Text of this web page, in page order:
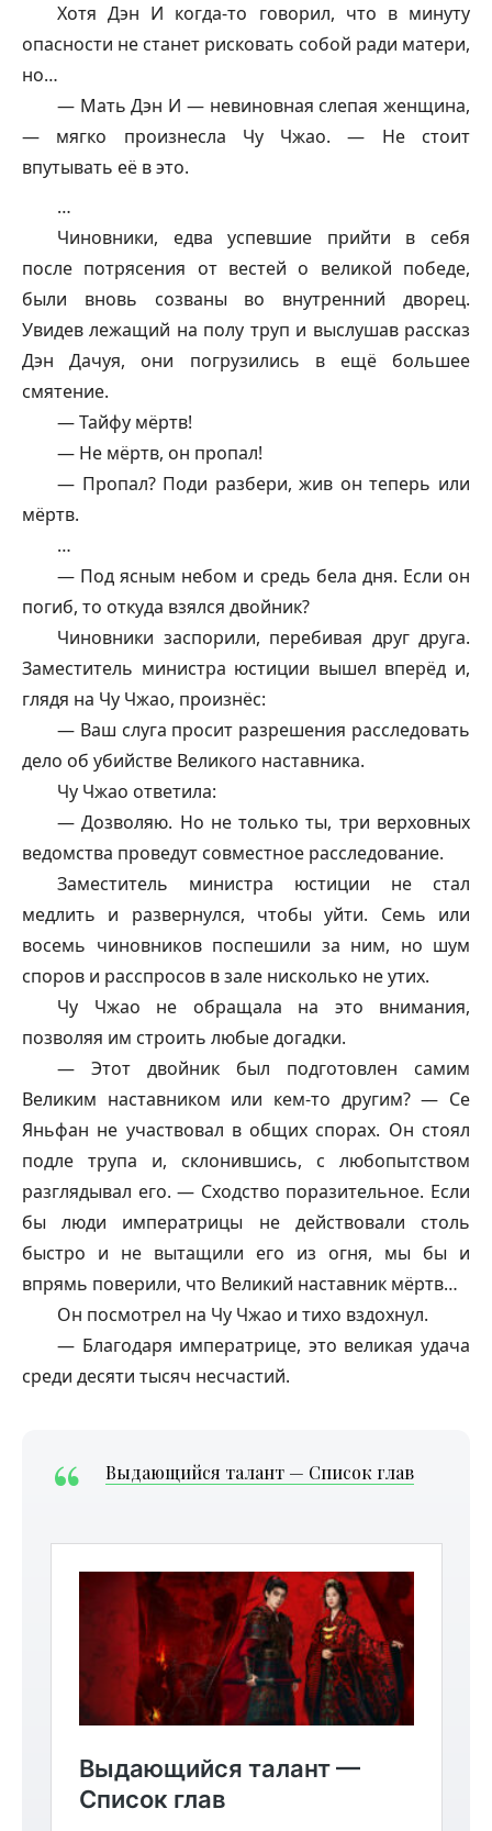
Хотя Дэн И когда-то говорил, что в минуту
опасности не станет рисковать собой ради матери,
но…
— Мать Дэн И — невиновная слепая женщина,
— мягко произнесла Чу Чжао. — Не стоит
впутывать её в это.
…
Чиновники, едва успевшие прийти в себя
после потрясения от вестей о великой победе,
были вновь созваны во внутренний дворец.
Увидев лежащий на полу труп и выслушав рассказ
Дэн Дачуя, они погрузились в ещё большее
смятение.
—Тайфу мёртв!
— Не мёртв, он пропал!
— Пропал? Поди разбери, жив он теперь или
мёртв.
…
— Под ясным небом и средь бела дня. Если он
погиб, то откуда взялся двойник?
Чиновники заспорили, перебивая друг друга.
Заместитель министра юстиции вышел вперёд и,
глядя на Чу Чжао, произнёс:
— Ваш слуга просит разрешения расследовать
дело об убийстве Великого наставника.
Чу Чжао ответила:
— Дозволяю. Но не только ты, три верховных
ведомства проведут совместное расследование.
Заместитель министра юстиции не стал
медлить и развернулся, чтобы уйти. Семь или
восемь чиновников поспешили за ним, но шум
споров и расспросов в зале нисколько не утих.
Чу Чжао не обращала на это внимания,
позволяя им строить любые догадки.
— Этот двойник был подготовлен самим
Великим наставником или кем-то другим? — Се
Яньфан не участвовал в общих спорах. Он стоял
подле трупа и, склонившись, с любопытством
разглядывал его. — Сходство поразительное. Если
бы люди императрицы не действовали столь
быстро и не вытащили его из огня, мы бы и
впрямь поверили, что Великий наставник мёртв…
Он посмотрел на Чу Чжао и тихо вздохнул.
— Благодаря императрице, это великая удача
среди десяти тысяч несчастий.
Выдающийся талант — Список глав